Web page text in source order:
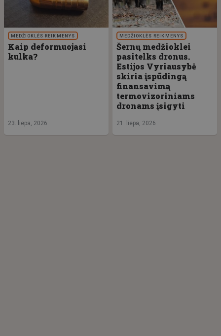
MEDŽIOKLĖS REIKMENYS
Kaip deformuojasi
kulka?
23. liepa, 2026
MEDŽIOKLĖS REIKMENYS
Šernų medžioklei
pasitelks dronus.
Estijos Vyriausybė
skiria įspūdingą
finansavimą
termovizoriniams
dronams įsigyti
21. liepa, 2026